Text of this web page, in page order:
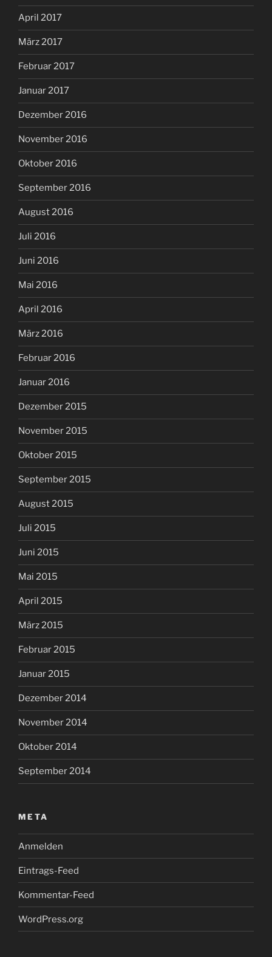
April 2017
März 2017
Februar 2017
Januar 2017
Dezember 2016
November 2016
Oktober 2016
September 2016
August 2016
Juli 2016
Juni 2016
Mai 2016
April 2016
März 2016
Februar 2016
Januar 2016
Dezember 2015
November 2015
Oktober 2015
September 2015
August 2015
Juli 2015
Juni 2015
Mai 2015
April 2015
März 2015
Februar 2015
Januar 2015
Dezember 2014
November 2014
Oktober 2014
September 2014
META
Anmelden
Eintrags-Feed
Kommentar-Feed
WordPress.org